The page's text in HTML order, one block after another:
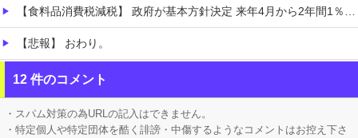
【食料品消費税減税】 政府が基本方針決定 来年4月から2年間1％に8月5日
【悲報】 おわり。
【ホロライブ】 ※杉田さんはねっ子神です
【VTuber】 千羽師匠、Grokに自分の気持ち悪いツイート聞くやつやってるのかなって思ったら相手鴨神やんけ
12 件のコメント
・スパム対策の為URLの記入はできません。
・特定個人や特定団体を酷く誹謗・中傷するようなコメントはお控え下さ